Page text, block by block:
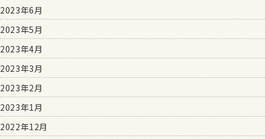
2023年6月
2023年5月
2023年4月
2023年3月
2023年2月
2023年1月
2022年12月